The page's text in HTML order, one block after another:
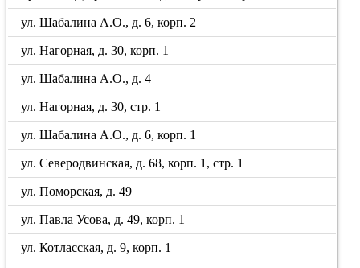
ул. Шабалина А.О., д. 6, корп. 2
ул. Нагорная, д. 30, корп. 1
ул. Шабалина А.О., д. 4
ул. Нагорная, д. 30, стр. 1
ул. Шабалина А.О., д. 6, корп. 1
ул. Северодвинская, д. 68, корп. 1, стр. 1
ул. Поморская, д. 49
ул. Павла Усова, д. 49, корп. 1
ул. Котласская, д. 9, корп. 1